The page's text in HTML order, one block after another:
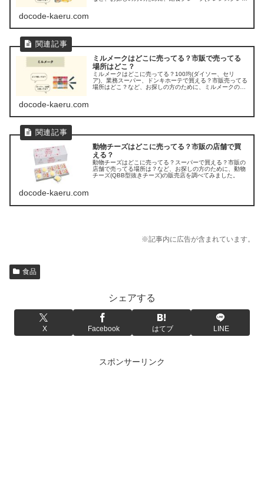
docode-kaeru.com
ミルメークはどこに売ってる？市販で売ってる
場所はどこ？
ミルメークはどこに売ってる？100均(ダイソー、セリ
ア)、業務スーパー、ドンキホーテで買える？市販売ってる
場所はどこ？など、お探しの方のために、ミルメークの販
docode-kaeru.com
動物チーズはどこに売ってる？市販の店舗で買
える？
動物チーズはどこに売ってる？スーパーで買える？市販の
店舗で売ってる場所は？など、お探しの方のために、動物
チーズ(QBB型抜きチーズ)の販売店を調べてみました。
docode-kaeru.com
※記事内に広告が含まれています。
食品
シェアする
X Facebook はてブ LINE
スポンサーリンク